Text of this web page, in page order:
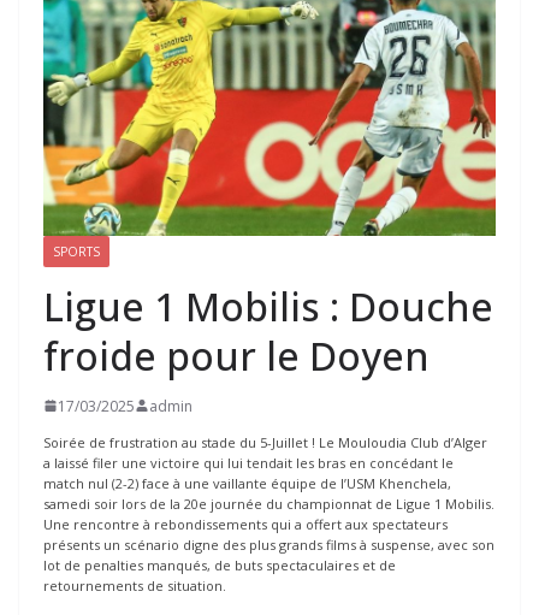
SPORTS
Ligue 1 Mobilis : Douche
froide pour le Doyen
17/03/2025 admin
Soirée de frustration au stade du 5-Juillet ! Le Mouloudia Club d’Alger
a laissé filer une victoire qui lui tendait les bras en concédant le
match nul (2-2) face à une vaillante équipe de l’USM Khenchela,
samedi soir lors de la 20e journée du championnat de Ligue 1 Mobilis.
Une rencontre à rebondissements qui a offert aux spectateurs
présents un scénario digne des plus grands films à suspense, avec son
lot de penalties manqués, de buts spectaculaires et de
retournements de situation.